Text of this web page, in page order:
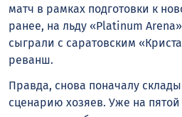
матч в рамках подготовки к
ранее, на льду «Platinum
сыграли с саратовским
реванш.
Правда, снова поначалу
сценарию хозяев. Уже на